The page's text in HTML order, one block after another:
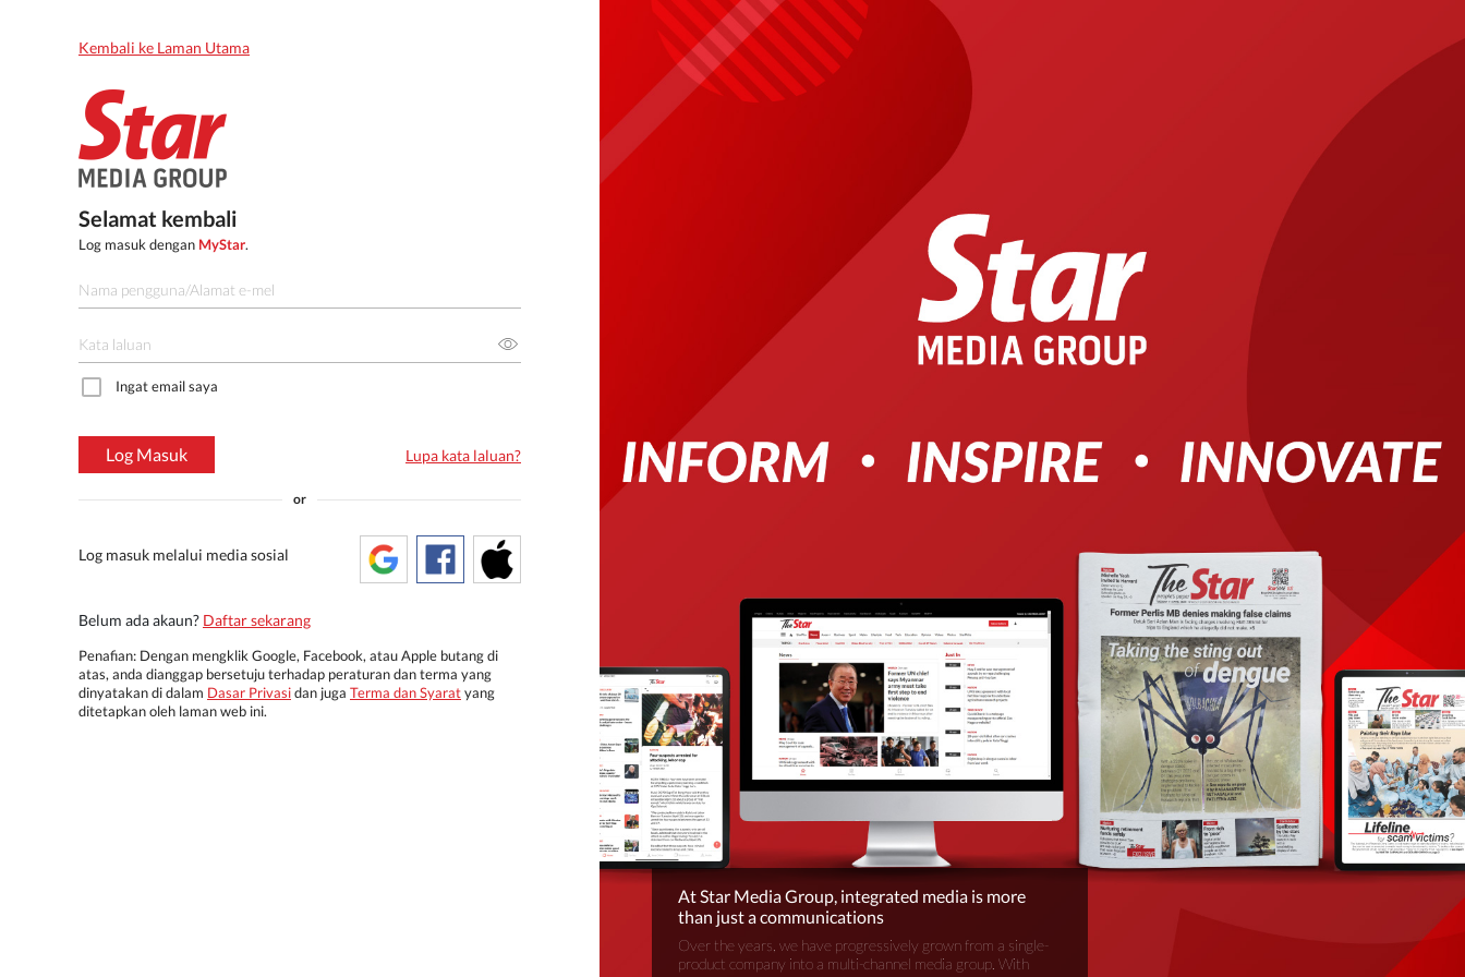
Kembali ke Laman Utama
Selamat kembali
Log masuk dengan MyStar.
Ingat email saya
Log Masuk Lupa kata laluan?
or
Log masuk melalui media sosial
Belum ada akaun? Daftar sekarang
Penafian: Dengan mengklik Google, Facebook, atau Apple butang di
atas, anda dianggap bersetuju terhadap peraturan dan terma yang
dinyatakan di dalam Dasar Privasidan juga Terma dan Syaratyang
ditetapkan oleh laman web ini.
At Star Media Group, integrated media is more
than just a communications
Over the years, we have progressively grown from a single-
product company into a multi-channel media group. With